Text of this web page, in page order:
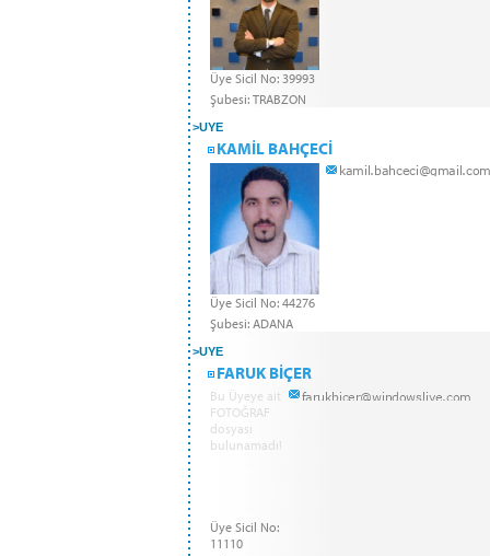
Üye Sicil No: 39993
Şubesi: TRABZON
>UYE
KAMİL BAHÇECİ
Üye Sicil No: 44276
Şubesi: ADANA
>UYE
FARUK BİÇER
Bu Üyeye ait
FOTOĞRAF
dosyası
bulunamadı!
Üye Sicil No:
11110